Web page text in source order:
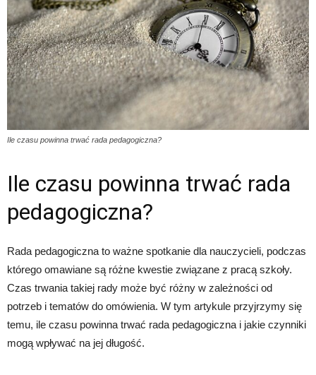
Ile czasu powinna trwać rada pedagogiczna?
Ile czasu powinna trwać rada
pedagogiczna?
Rada pedagogiczna to ważne spotkanie dla nauczycieli, podczas
którego omawiane są różne kwestie związane z pracą szkoły.
Czas trwania takiej rady może być różny w zależności od
potrzeb i tematów do omówienia. W tym artykule przyjrzymy się
temu, ile czasu powinna trwać rada pedagogiczna i jakie czynniki
mogą wpływać na jej długość.